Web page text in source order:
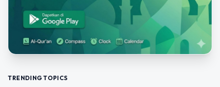
TRENDING TOPICS